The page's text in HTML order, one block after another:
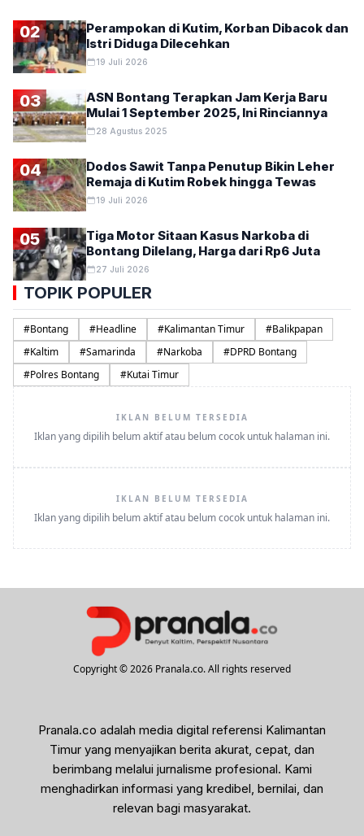
02
Perampokan di Kutim, Korban Dibacok dan
Istri Diduga Dilecehkan
19 Juli 2026
03
ASN Bontang Terapkan Jam Kerja Baru
Mulai 1 September 2025, Ini Rinciannya
28 Agustus 2025
04
Dodos Sawit Tanpa Penutup Bikin Leher
Remaja di Kutim Robek hingga Tewas
19 Juli 2026
05
Tiga Motor Sitaan Kasus Narkoba di
Bontang Dilelang, Harga dari Rp6 Juta
27 Juli 2026
TOPIK POPULER
#Bontang #Headline #Kalimantan Timur #Balikpapan
#Kaltim #Samarinda #Narkoba #DPRD Bontang
#Polres Bontang #Kutai Timur
IKLAN BELUM TERSEDIA
Iklan yang dipilih belum aktif atau belum cocok untuk halaman ini.
IKLAN BELUM TERSEDIA
Iklan yang dipilih belum aktif atau belum cocok untuk halaman ini.
Copyright © 2026 Pranala.co. All rights reserved
Pranala.co adalah media digital referensi Kalimantan
Timur yang menyajikan berita akurat, cepat, dan
berimbang melalui jurnalisme profesional. Kami
menghadirkan informasi yang kredibel, bernilai, dan
relevan bagi masyarakat.